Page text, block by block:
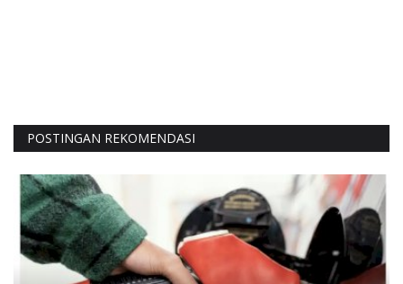
POSTINGAN REKOMENDASI